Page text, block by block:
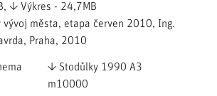
↓ Výkres - 24,7MB
města, etapa červen 2010, Ing.
Praha, 2010
↓ Stodůlky 1990 A3
m10000